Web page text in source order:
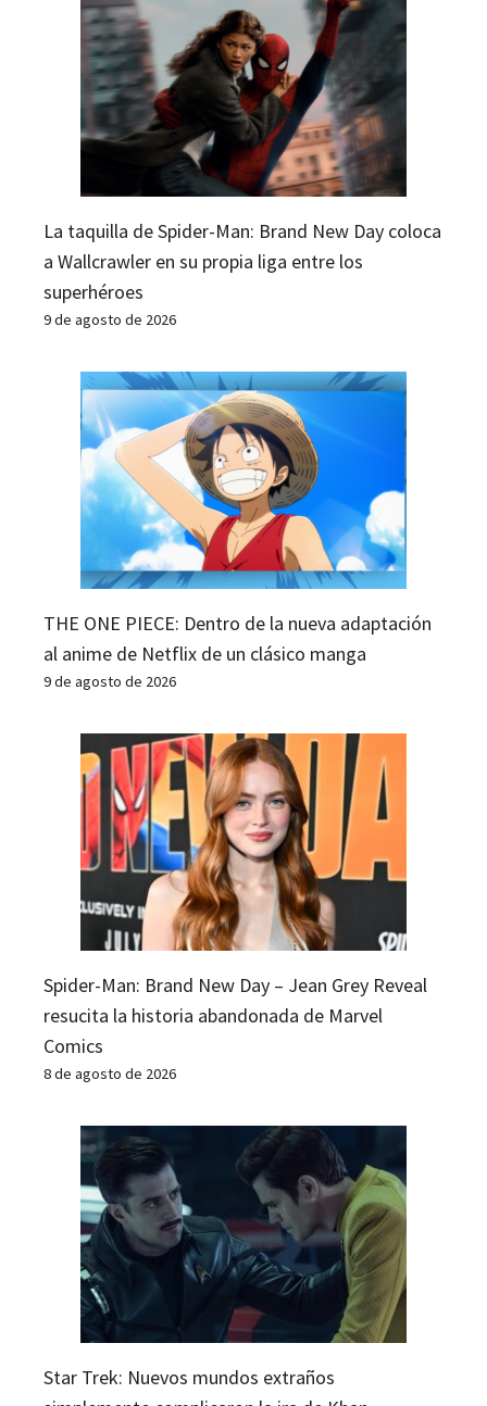
La taquilla de Spider-Man: Brand New Day coloca
a Wallcrawler en su propia liga entre los
superhéroes
9 de agosto de 2026
THE ONE PIECE: Dentro de la nueva adaptación
al anime de Netflix de un clásico manga
9 de agosto de 2026
Spider-Man: Brand New Day – Jean Grey Reveal
resucita la historia abandonada de Marvel
Comics
8 de agosto de 2026
Star Trek: Nuevos mundos extraños